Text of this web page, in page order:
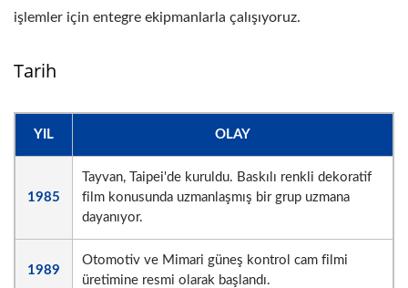
işlemler için entegre ekipmanlarla çalışıyoruz.
Tarih
YIL OLAY
1985
Tayvan, Taipei'de kuruldu. Baskılı renkli dekoratif
film konusunda uzmanlaşmış bir grup uzmana
dayanıyor.
1989
Otomotiv ve Mimari güneş kontrol cam filmi
üretimine resmi olarak başlandı.